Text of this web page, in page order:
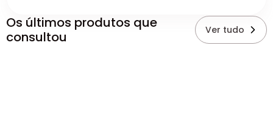
Os últimos produtos que
consultou
Ver tudo